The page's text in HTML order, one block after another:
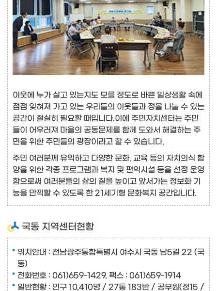
이웃에 누가 살고 있는지도 모를 정도로 바쁜 일상생활 속에
점점 잊혀져 가고 있는 우리들의 이웃들과 정을 나눌 수 있는
공간이 절실히 필요할 때입니다.이에 주민자치센터는 주민
들이 어우러져 마을의 공동문제를 함께 도와서 해결하는 주
민을 위한 주민들의 광장이라고 할 수 있습니다.
주민 여러분께 유익하고 다양한 문화, 교육 등의 자치의식 함
양을 위한 각종 프로그램과 복지 및 편익시설 등을 선정 운영
함으로써 여러분들의 삶의 질을 높이고 앞서가는 정보화 기
능을 만끽할 수 있도록 한 21세기형 문화복지 공간입니다.
국동 지역센터현황
위치안내 : 전남광주통합특별시 여수시 국동 남5길 22 (국
동)
전화번호 : 061)659-1429, 팩스 : 061)659-1914
일반현황 : 인구 10,410명 / 27통 183반 / 공무원(정15 /